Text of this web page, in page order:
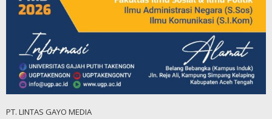
PT. LINTAS GAYO MEDIA